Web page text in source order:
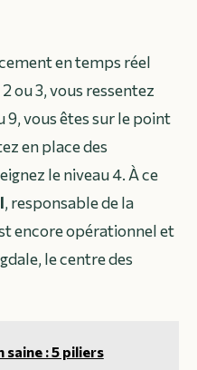
en temps réel
ou 3, vous ressentez
9, vous êtes sur le point
en place des
le niveau 4. À ce
, responsable de la
encore opérationnel et
le centre des
: 5 piliers